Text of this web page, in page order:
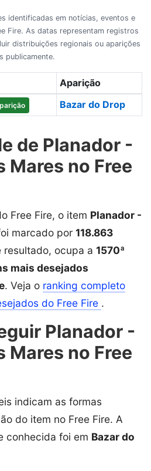
identificadas em notícias, eventos e
Fire. As datas representam registros
distribuições regionais ou aparições
publicamente.
Aparição
Bazar do Drop
de Planador -
Mares no Free
Free Fire, o item Planador -
marcado por 118.863
resultado, ocupa a 1570ª
mais desejados
. Veja o ranking completo
do Free Fire .
Planador -
Mares no Free
indicam as formas
do item no Free Fire. A
conhecida foi em Bazar do